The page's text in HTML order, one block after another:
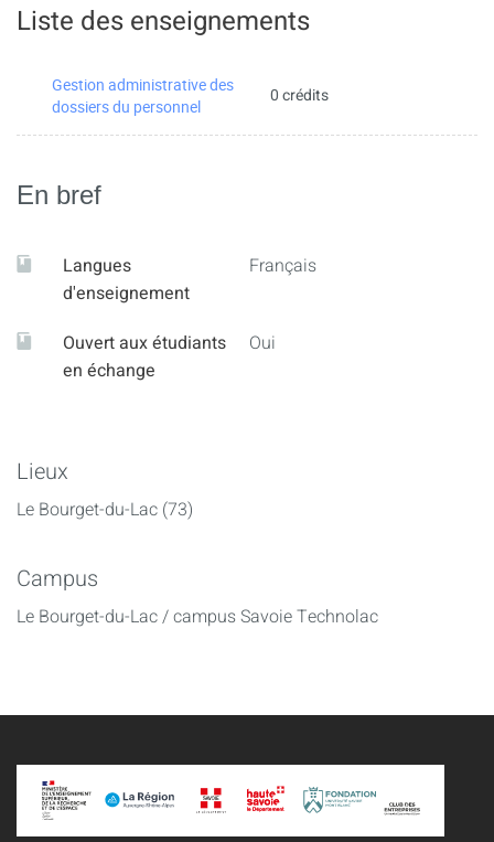
Liste des enseignements
Gestion administrative des
dossiers du personnel
0 crédits
En bref
Langues
d'enseignement
Français
Ouvert aux étudiants
en échange
Oui
Lieux
Le Bourget-du-Lac (73)
Campus
Le Bourget-du-Lac / campus Savoie Technolac